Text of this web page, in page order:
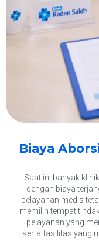
Biaya
Saat ini banyak
dengan biaya
pelayanan medis
memilih tempat
pelayanan yang
serta fasilitas yang